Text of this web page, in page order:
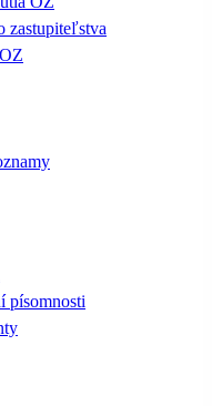
zastupiteľstva
písomnosti